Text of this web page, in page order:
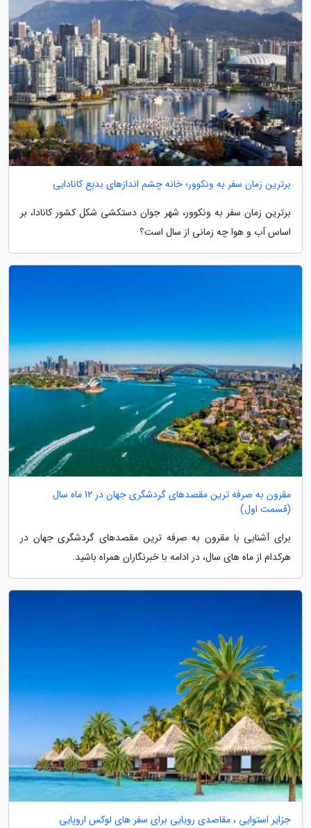
برترین زمان سفر به ونکوور؛ خانه چشم اندازهای بدیع کانادایی
برترین زمان سفر به ونکوور، شهر جوان دستکشی شکل کشور کانادا، بر
اساس آب و هوا چه زمانی از سال است؟
مقرون به صرفه ترین مقصدهای گردشگری جهان در 12 ماه سال
(قسمت اول)
برای آشنایی با مقرون به صرفه ترین مقصدهای گردشگری جهان در
هرکدام از ماه های سال، در ادامه با خبرنگاران همراه باشید.
جزایر استوایی ، مقاصدی رویایی برای سفر های لوکس اروپایی